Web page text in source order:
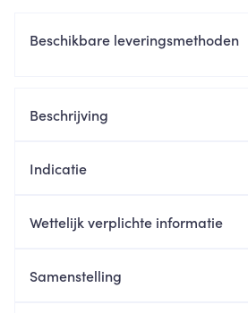
Beschikbare leveringsmethoden
Beschrijving
Indicatie
Wettelijk verplichte informatie
Samenstelling